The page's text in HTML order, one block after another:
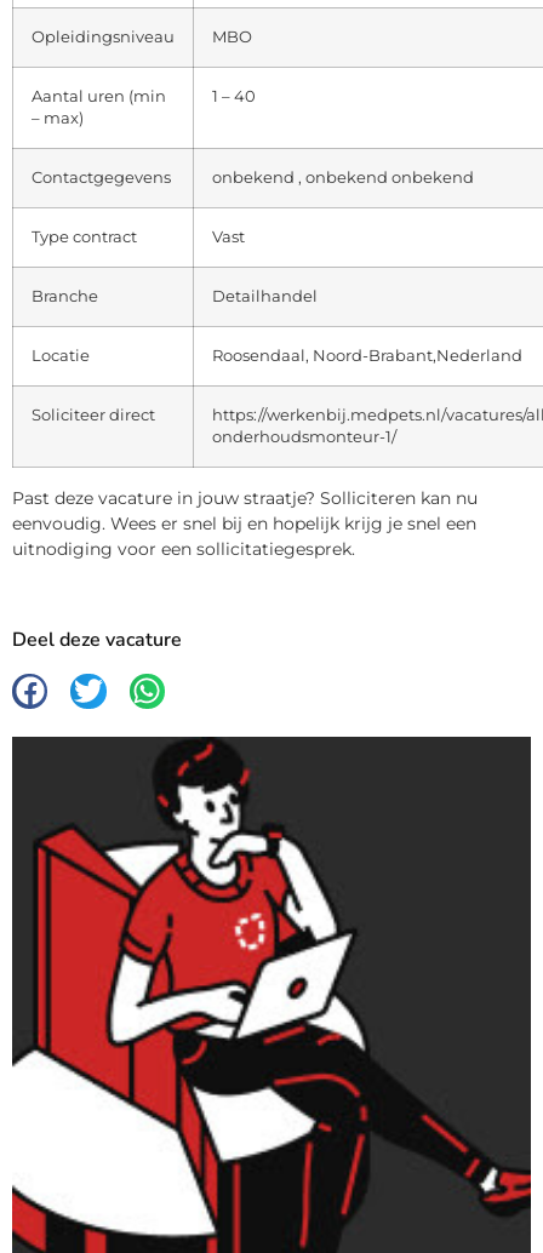
Opleidingsniveau MBO
Aantal uren (min
– max)
1 – 40
Contactgegevens onbekend , onbekend onbekend
Type contract Vast
Branche Detailhandel
Locatie Roosendaal, Noord-Brabant,Nederland
Soliciteer direct
https://werkenbij.medpets.nl/vacatures/
onderhoudsmonteur-1/
Past deze vacature in jouw straatje? Solliciteren kan nu
eenvoudig. Wees er snel bij en hopelijk krijg je snel een
uitnodiging voor een sollicitatiegesprek.
Deel deze vacature